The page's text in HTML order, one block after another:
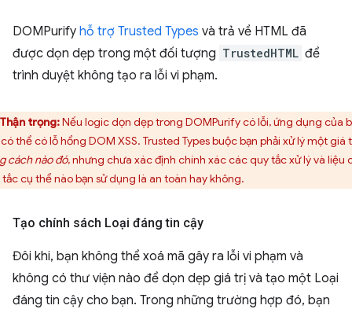
DOMPurify hỗ trợ Trusted Types và trả về HTML đã
được dọn dẹp trong một đối tượng TrustedHTML để
trình duyệt không tạo ra lỗi vi phạm.
Thận trọng:Nếu logic dọn dẹp trong DOMPurify có lỗi, ứng dụng của
thể có lỗ hổng DOM XSS. Trusted Types buộc bạn phải xử lý một giá
cách nào đó, nhưng chưa xác định chính xác các quy tắc xử lý và liệu
cụ thể nào bạn sử dụng là an toàn hay không.
Tạo chính sách Loại đáng tin cậy
Đôi khi, bạn không thể xoá mã gây ra lỗi vi phạm và
không có thư viện nào để dọn dẹp giá trị và tạo một Loại
đáng tin cậy cho bạn. Trong những trường hợp đó, bạn